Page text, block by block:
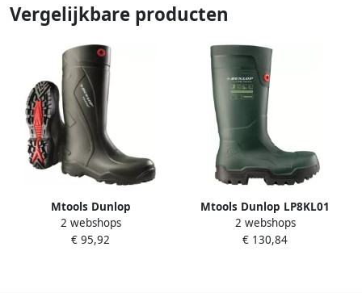
Vergelijkbare producten
Mtools Dunlop
Veiligheidsschoen Purofort
Safety Plus C762941 zwart-
2 webshops
€ 95,92
Mtools Dunlop LP8KL01
Fieldpro Thermo+ knielaars
S5L groen 42 08 GROEN |
2 webshops
€ 130,84